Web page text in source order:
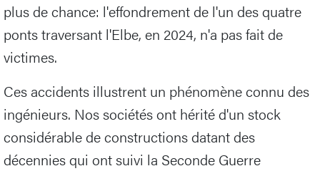
plus de chance: l'effondrement de l'un des quatre
ponts traversant l'Elbe, en 2024, n'a pas fait de
victimes.
Ces accidents illustrent un phénomène connu des
ingénieurs. Nos sociétés ont hérité d'un stock
considérable de constructions datant des
décennies qui ont suivi la Seconde Guerre